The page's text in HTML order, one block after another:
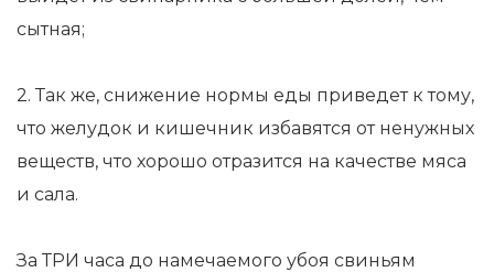
сытная;
2. Так же, снижение нормы еды приведет к тому,
что желудок и кишечник избавятся от ненужных
веществ, что хорошо отразится на качестве мяса
и сала.
За ТРИ часа до намечаемого убоя свиньям